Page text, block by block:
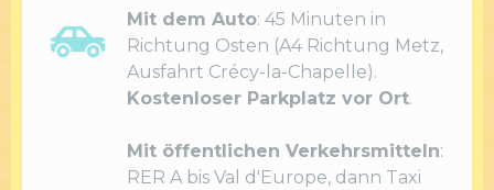
Mit dem Auto: 45 Minuten in
Richtung Osten (A4 Richtung Metz,
Ausfahrt Crécy-la-Chapelle).
Kostenloser Parkplatz vor Ort.
Mit öffentlichen Verkehrsmitteln:
RER A bis Val d'Europe, dann Taxi